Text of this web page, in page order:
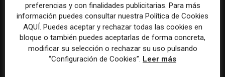
ÚLTIMOS ARTÍCULOS
preferencias y con finalidades publicitarias. Para más
información puedes consultar nuestra Política de Cookies
AQUÍ. Puedes aceptar y rechazar todas las cookies en
bloque o también puedes aceptarlas de forma concreta,
modificar su selección o rechazar su uso pulsando
“Configuración de Cookies”. Leer más